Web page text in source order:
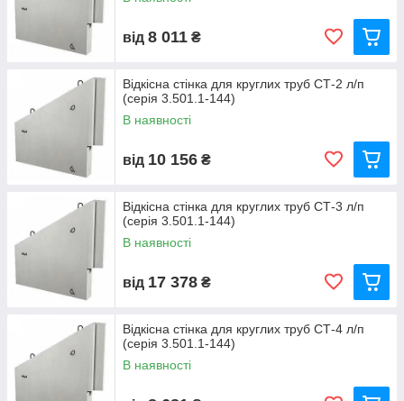
від 8 011 ₴
Відкісна стінка для круглих труб СТ-2 л/п
(серія 3.501.1-144)
В наявності
від 10 156 ₴
Відкісна стінка для круглих труб СТ-3 л/п
(серія 3.501.1-144)
В наявності
від 17 378 ₴
Відкісна стінка для круглих труб СТ-4 л/п
(серія 3.501.1-144)
В наявності